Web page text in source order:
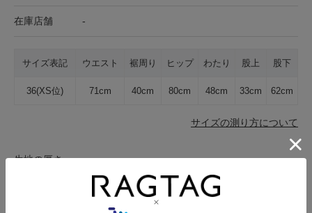
在庫店舗 -
サイズ表記 ウエスト 裾周り ヒップ わたり 股上 股下
36(XS位) 71cm 40cm 80cm 48cm 33cm 62cm
サイズの測り方について
生地の厚さ
普通